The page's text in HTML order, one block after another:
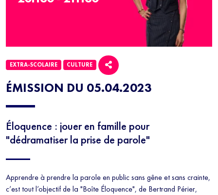
ÉMISSION DU 05.04.2023
Éloquence : jouer en famille pour
"dédramatiser la prise de parole"
Apprendre à prendre la parole en public sans gêne et sans crainte,
c’est tout l’objectif de la "Boîte Éloquence", de Bertrand Périer,
EXTRA-SCOLAIRE CULTURE